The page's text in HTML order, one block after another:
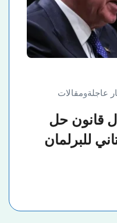
عاجلةومقالات
قانون حل
للبرلمان